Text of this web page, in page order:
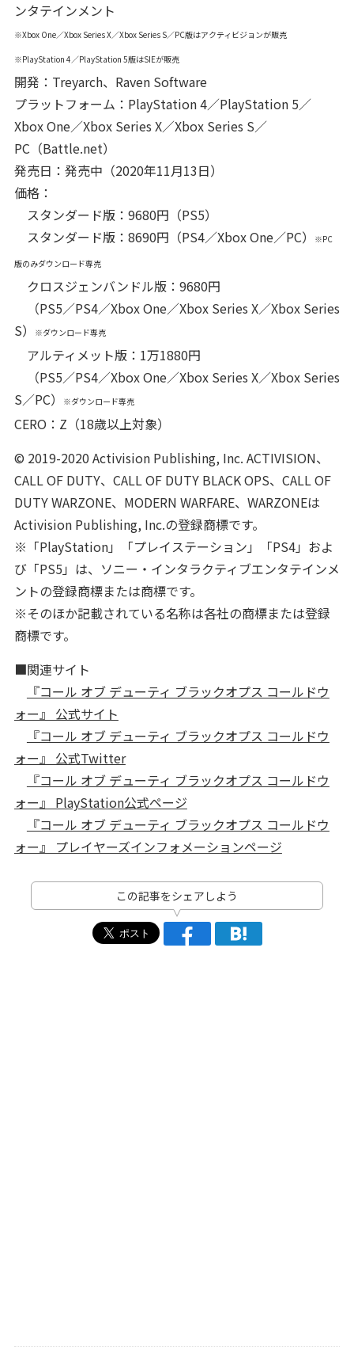
ンタテインメント
※Xbox One／Xbox Series X／Xbox Series S／PC版はアクティビジョンが販売
※PlayStation 4／PlayStation 5版はSIEが販売
開発：Treyarch、Raven Software
プラットフォーム：PlayStation 4／PlayStation 5／
Xbox One／Xbox Series X／Xbox Series S／
PC（Battle.net）
発売日：発売中（2020年11月13日）
価格：
スタンダード版：9680円（PS5）
スタンダード版：8690円（PS4／Xbox One／PC）
※PC
版のみダウンロード専売
クロスジェンバンドル版：9680円
（PS5／PS4／Xbox One／Xbox Series X／Xbox Series
S）
※ダウンロード専売
アルティメット版：1万1880円
（PS5／PS4／Xbox One／Xbox Series X／Xbox Series
S／PC）
※ダウンロード専売
CERO：Z（18歳以上対象）
© 2019-2020 Activision Publishing, Inc. ACTIVISION、
CALL OF DUTY、CALL OF DUTY BLACK OPS、CALL OF
DUTY WARZONE、MODERN WARFARE、WARZONEは
Activision Publishing, Inc.の登録商標です。
※「PlayStation」「プレイステーション」「PS4」およ
び「PS5」は、ソニー・インタラクティブエンタテインメ
ントの登録商標または商標です。
※そのほか記載されている名称は各社の商標または登録
商標です。
■関連サイト
『コール オブ デューティ ブラックオプス コールドウ
ォー』 公式サイト
『コール オブ デューティ ブラックオプス コールドウ
ォー』 公式Twitter
『コール オブ デューティ ブラックオプス コールドウ
ォー』 PlayStation公式ページ
『コール オブ デューティ ブラックオプス コールドウ
ォー』 プレイヤーズインフォメーションページ
この記事をシェアしよう